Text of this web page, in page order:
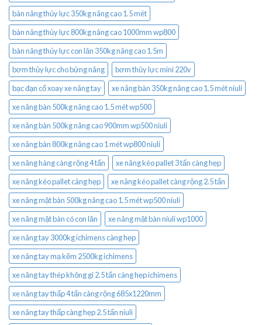
bàn nâng thủy lực 350kg nâng cao 1.5 mét
bàn nâng thủy lực 800kg nâng cao 1000mm wp800
bàn nâng thủy lực con lăn 350kg nâng cao 1.5m
bơm thủy lực cho bửng nâng
bơm thủy lực mini 220v
bạc đạn cổ xoay xe nâng tay
xe nâng bàn 350kg nâng cao 1.5 mét niuli
xe nâng bàn 500kg nâng cao 1.5 mét wp500
xe nâng bàn 500kg nâng cao 900mm wp500 niuli
xe nâng bàn 800kg nâng cao 1 mét wp800 niuli
xe nâng hàng càng rộng 4 tấn
xe nâng kéo pallet 3 tấn càng hẹp
xe nâng kéo pallet càng hẹp
xe nâng kéo pallet càng rộng 2.5 tấn
xe nâng mặt bàn 500kg nâng cao 1.5 mét wp500 niuli
xe nâng mặt bàn có con lăn
xe nâng mặt bàn niuli wp1000
xe nâng tay 3000kg ichimens càng hẹp
xe nâng tay mạ kẽm 2500kg ichimens
xe nâng tay thép không gỉ 2.5 tấn càng hẹp ichimens
xe nâng tay thấp 4 tấn càng rộng 685x1220mm
xe nâng tay thấp càng hẹp 2.5 tấn niuli